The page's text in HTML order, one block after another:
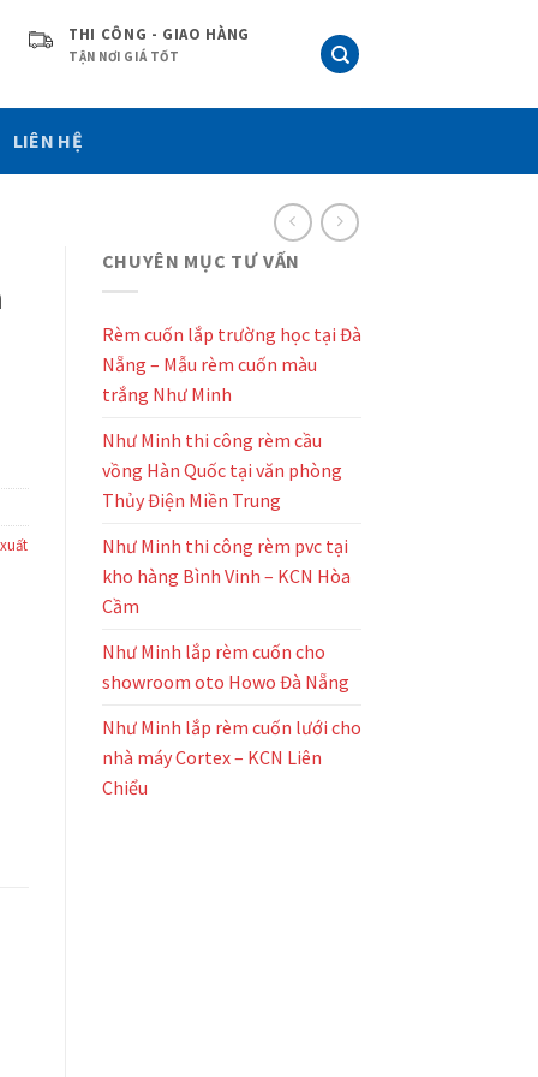
THI CÔNG - GIAO HÀNG
TẬN NƠI GIÁ TỐT
LIÊN HỆ
CHUYÊN MỤC TƯ VẤN
Rèm cuốn lắp trường học tại Đà
Nẵng – Mẫu rèm cuốn màu
trắng Như Minh
Như Minh thi công rèm cầu
vồng Hàn Quốc tại văn phòng
Thủy Điện Miền Trung
Như Minh thi công rèm pvc tại
kho hàng Bình Vinh – KCN Hòa
Cầm
Như Minh lắp rèm cuốn cho
showroom oto Howo Đà Nẵng
Như Minh lắp rèm cuốn lưới cho
nhà máy Cortex – KCN Liên
Chiểu